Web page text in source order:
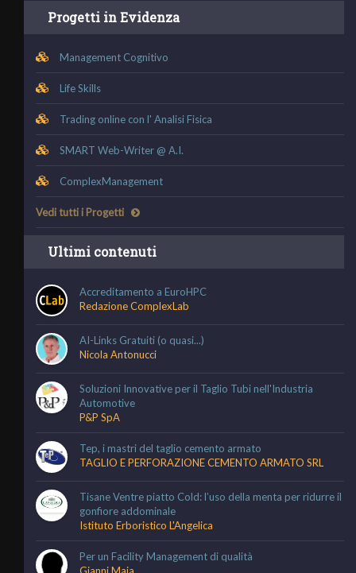
Progetti in Evidenza
Management Cognitivo
Life Skills
Trading online con l' Analisi Fisica
SMART Web-Writer @ A.I.
ComplexManagement
Vedi tutti i Progetti
Ultimi contenuti
Accreditamento a EuroHPC
Redazione ComplexLab
AI-Links Gratuiti (o quasi...)
Nicola Antonucci
Soluzioni Innovative per il Taglio Tubi nell'Industria
Automotive
P&P SpA
Tep, i mastri del taglio cemento armato
TAGLIO E PERFORAZIONE CEMENTO ARMATO SRL
Tisane Ventre piatto Cold: l’uso della menta per ridurre il
gonfiore addominale
Istituto Erboristico L'Angelica
Per un Facility Management di qualità